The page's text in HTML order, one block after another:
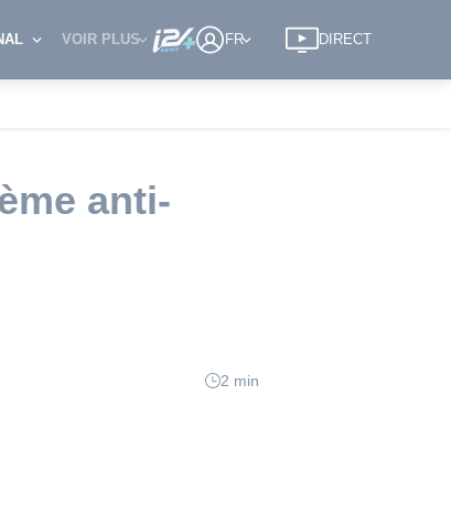
VOIR PLUS FR DIRECT
anti-
2 min